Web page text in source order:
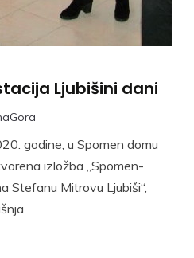
Ljubišini dani
godine, u Spomen domu
izložba „Spomen-
Stefanu Mitrovu Ljubiši“,